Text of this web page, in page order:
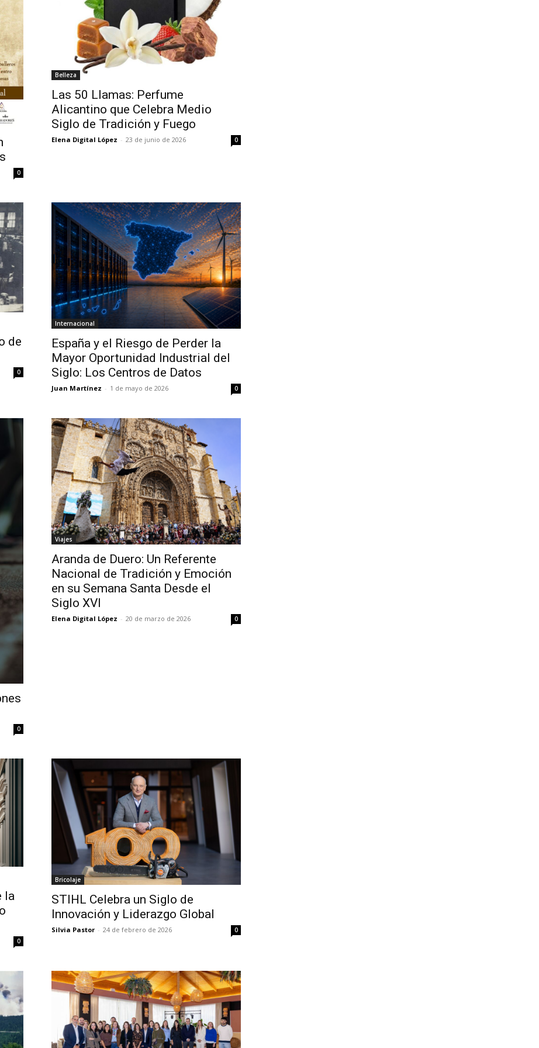
0
Belleza
Las 50 Llamas: Perfume
Alicantino que Celebra Medio
Siglo de Tradición y Fuego
Elena Digital López - 23 de junio de 2026 0
de
0
Internacional
España y el Riesgo de Perder la
Mayor Oportunidad Industrial del
Siglo: Los Centros de Datos
Juan Martínez - 1 de mayo de 2026 0
0
Viajes
Aranda de Duero: Un Referente
Nacional de Tradición y Emoción
en su Semana Santa Desde el
Siglo XVI
Elena Digital López - 20 de marzo de 2026 0
la
0
Bricolaje
STIHL Celebra un Siglo de
Innovación y Liderazgo Global
Silvia Pastor - 24 de febrero de 2026 0